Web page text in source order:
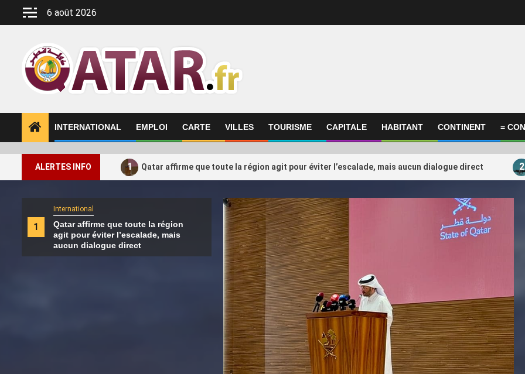
6 août 2026
INTERNATIONAL EMPLOI CARTE VILLES TOURISME CAPITALE HABITANT CONTINENT =
ALERTES INFO 1 Qatar affirme que toute la région agit pour éviter l’escalade, mais aucun dialogue direct 2
1
International
Qatar affirme que toute la région
agit pour éviter l’escalade, mais
aucun dialogue direct
2
International
La compagnie annule son vol à
cause du conflit au Moyen-Orient, il
lui réclame 10.000 euros en justice
International
FIFA : Le Qatar en
peser sur l’après-